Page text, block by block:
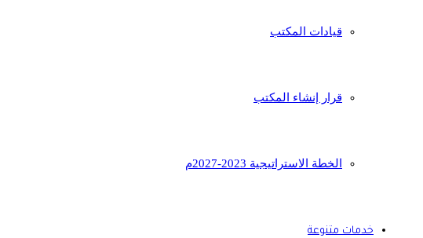
قيادات المكتب
قرار إنشاء المكتب
الخطة الاستراتيجية 2023-2027م
خدمات متنوعة